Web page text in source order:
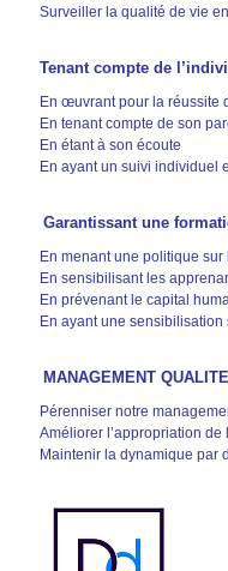
Surveiller la qualité de vie
Tenant compte de
En œuvrant pour la réussite
En tenant compte de son
En étant à son écoute
En ayant un suivi individuel
Garantissant une
En menant une
En sensibilisant les
En prévenant le capital
En ayant une
MANAGEMENT QUALITE
Pérenniser notre
Améliorer l’appropriation
Maintenir la dynamique par